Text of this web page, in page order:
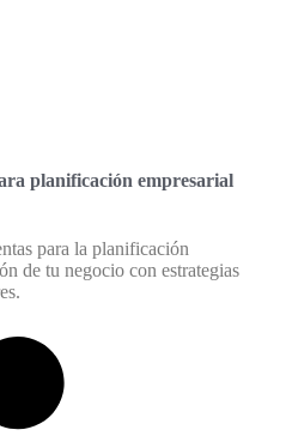
planificación empresarial
para la planificación
de tu negocio con estrategias